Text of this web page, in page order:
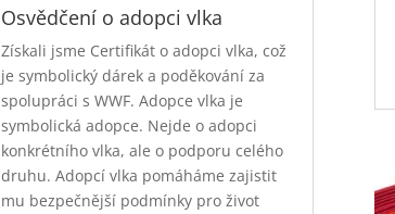
Osvědčení o adopci vlka
Získali jsme Certifikát o adopci vlka, což
je symbolický dárek a poděkování za
spolupráci s WWF. Adopce vlka je
symbolická adopce. Nejde o adopci
konkrétního vlka, ale o podporu celého
druhu. Adopcí vlka pomáháme zajistit
mu bezpečnější podmínky pro život